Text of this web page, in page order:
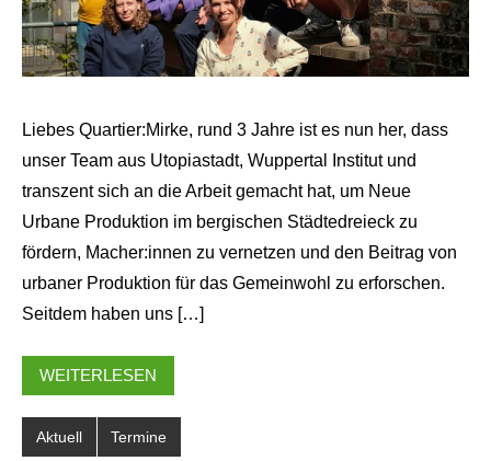
Liebes Quartier:Mirke, rund 3 Jahre ist es nun her, dass
unser Team aus Utopiastadt, Wuppertal Institut und
transzent sich an die Arbeit gemacht hat, um Neue
Urbane Produktion im bergischen Städtedreieck zu
fördern, Macher:innen zu vernetzen und den Beitrag von
urbaner Produktion für das Gemeinwohl zu erforschen.
Seitdem haben uns […]
WEITERLESEN
Aktuell Termine